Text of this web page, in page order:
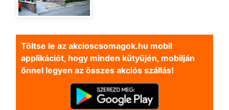
Töltse le az akcioscsomagok.hu mobil
applikációt, hogy minden kütyüjén, mobilján
önnel legyen az összes akciós szállás!